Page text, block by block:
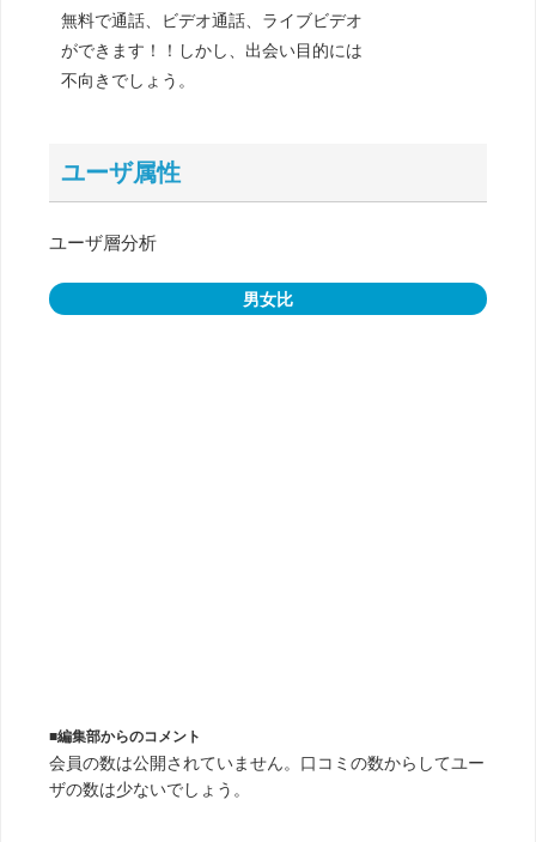
無料で通話、ビデオ通話、ライブビデオ
ができます！！しかし、出会い目的には
不向きでしょう。
ユーザ属性
ユーザ層分析
男女比
■編集部からのコメント
会員の数は公開されていません。口コミの数からしてユー
ザの数は少ないでしょう。